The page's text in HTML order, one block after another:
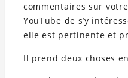
commentaires sur
YouTube de s’y
elle est pertinente et
Il prend deux choses